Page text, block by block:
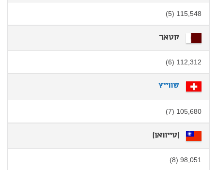
115,548 (5)
קטאר
112,312 (6)
שווייץ
105,680 (7)
[טייוואן]
98,051 (8)